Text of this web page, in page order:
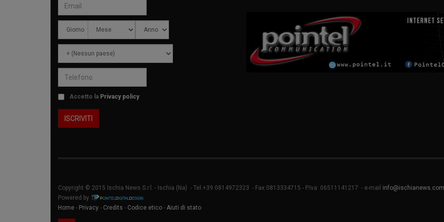
Accetto la Privacy policy
Copyright © 2015 Ischia News S.r.l. - Ischia (Na) - Tel.+39 0814972323 - Fax 0813334715 - P.Iva: 06511141217 - e-mail info@ischianews.com
Powered by
Home - Privacy - Credits - Codice etico - Aiuti di stato